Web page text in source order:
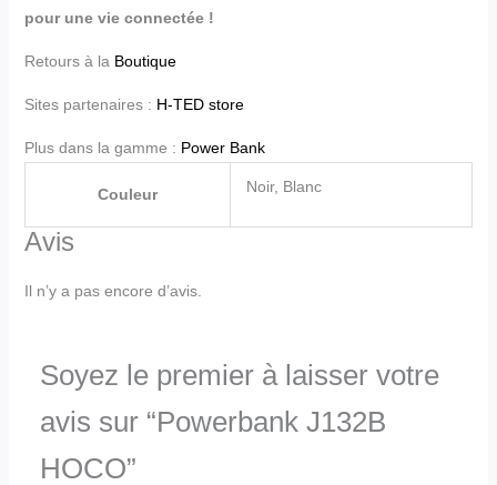
pour une vie connectée !
Retours à la Boutique
Sites partenaires : H-TED store
Plus dans la gamme : Power Bank
Couleur Noir, Blanc
Avis
Il n’y a pas encore d’avis.
Soyez le premier à laisser votre
avis sur “Powerbank J132B
HOCO”